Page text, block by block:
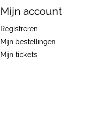
Mijn account
Registreren
Mijn bestellingen
Mijn tickets